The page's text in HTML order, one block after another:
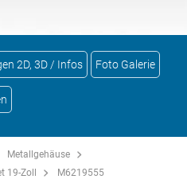
2D, 3D / Infos Foto Galerie
Metallgehäuse
19-Zoll M6219555